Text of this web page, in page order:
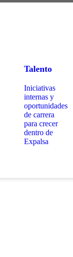
Talento
Iniciativas
internas y
oportunidades
de carrera
para crecer
dentro de
Expalsa